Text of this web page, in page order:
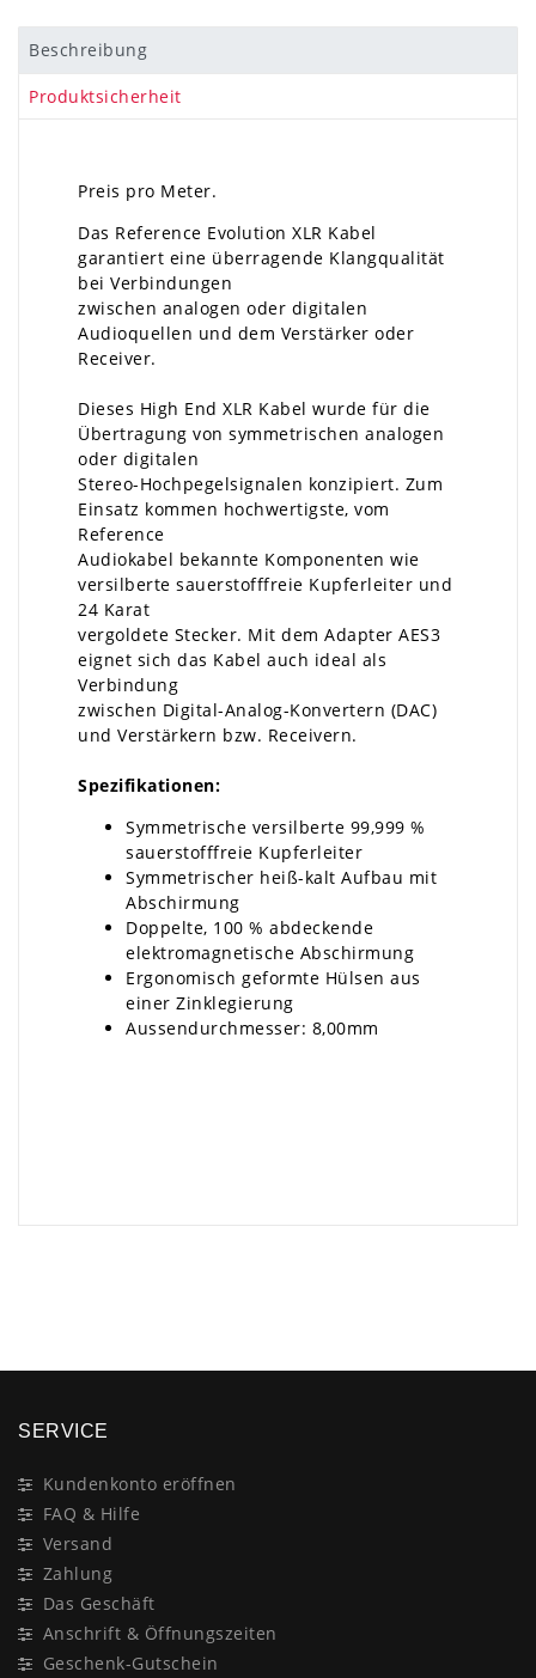
Beschreibung
Produktsicherheit
Preis pro Meter.
Das Reference Evolution XLR Kabel
garantiert eine überragende Klangqualität
bei Verbindungen
zwischen analogen oder digitalen
Audioquellen und dem Verstärker oder
Receiver.
Dieses High End XLR Kabel wurde für die
Übertragung von symmetrischen analogen
oder digitalen
Stereo-Hochpegelsignalen konzipiert. Zum
Einsatz kommen hochwertigste, vom
Reference
Audiokabel bekannte Komponenten wie
versilberte sauerstofffreie Kupferleiter und
24 Karat
vergoldete Stecker. Mit dem Adapter AES3
eignet sich das Kabel auch ideal als
Verbindung
zwischen Digital-Analog-Konvertern (DAC)
und Verstärkern bzw. Receivern.
Spezifikationen:
Symmetrische versilberte 99,999 %
sauerstofffreie Kupferleiter
Symmetrischer heiß-kalt Aufbau mit
Abschirmung
Doppelte, 100 % abdeckende
elektromagnetische Abschirmung
Ergonomisch geformte Hülsen aus
einer Zinklegierung
Aussendurchmesser: 8,00mm
SERVICE
Kundenkonto eröffnen
FAQ & Hilfe
Versand
Zahlung
Das Geschäft
Anschrift & Öffnungszeiten
Geschenk-Gutschein